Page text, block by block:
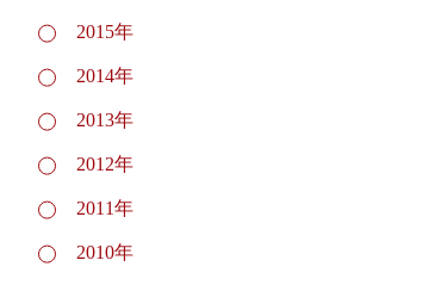
2015年
2014年
2013年
2012年
2011年
2010年